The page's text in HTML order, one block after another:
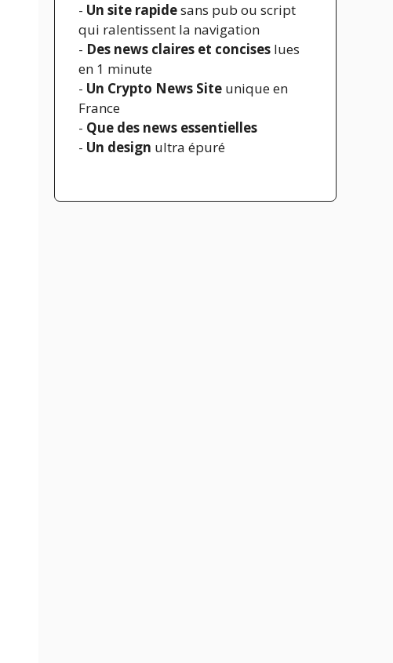
- Un site rapidesans pub ou script
qui ralentissent la navigation
- Des news claires et concises lues
en 1 minute
- Un Crypto News Site unique en
France
- Que des news essentielles
- Un design ultra épuré